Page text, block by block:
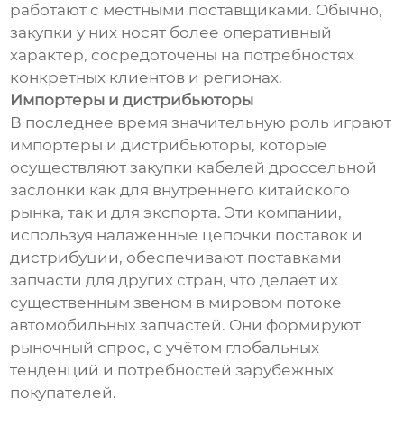
работают с местными поставщиками. Обычно,
закупки у них носят более оперативный
характер, сосредоточены на потребностях
конкретных клиентов и регионах.
Импортеры и дистрибьюторы
В последнее время значительную роль играют
импортеры и дистрибьюторы, которые
осуществляют закупки кабелей дроссельной
заслонки как для внутреннего китайского
рынка, так и для экспорта. Эти компании,
используя налаженные цепочки поставок и
дистрибуции, обеспечивают поставками
запчасти для других стран, что делает их
существенным звеном в мировом потоке
автомобильных запчастей. Они формируют
рыночный спрос, с учётом глобальных
тенденций и потребностей зарубежных
покупателей.